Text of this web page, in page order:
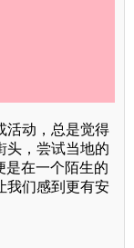
活动，总是觉得
头，尝试当地的
是在一个陌生的
我们感到更有安